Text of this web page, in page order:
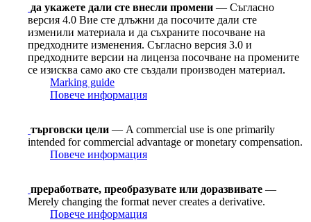
да укажете дали сте внесли промени — Съгласно
версия 4.0 Вие сте длъжни да посочите дали сте
изменили материала и да съхраните посочване на
предходните изменения. Съгласно версия 3.0 и
предходните версии на лиценза посочване на промените
се изисква само ако сте създали производен материал.
Marking guide
Повече информация
търговски цели — A commercial use is one primarily
intended for commercial advantage or monetary compensation.
Повече информация
преработвате, преобразувате или доразвивате —
Merely changing the format never creates a derivative.
Повече информация